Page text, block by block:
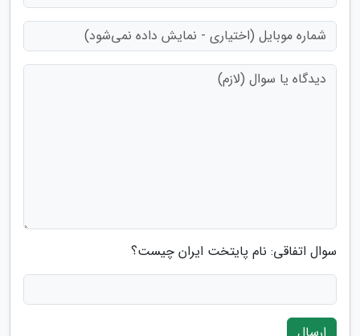
سوال اتفاقی: نام پایتخت ایران چیست؟